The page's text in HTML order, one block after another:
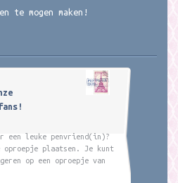
te mogen maken!
een leuke penvriend(in)?
plaatsen. Je kunt
op een oproepje van